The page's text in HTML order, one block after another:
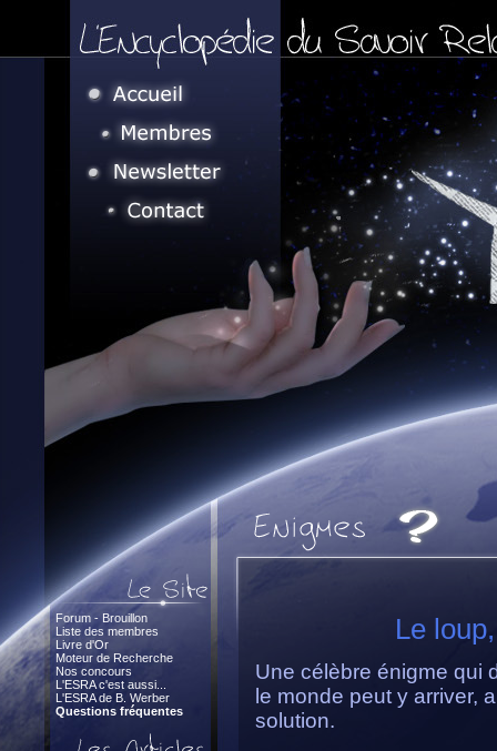
Forum - Brouillon
Liste des membres
Livre d'Or
Moteur de Recherche
Nos concours
L'ESRA c'est aussi...
L'ESRA de B. Werber
Questions fréquentes
Le
Une célèbre énigme qui
le monde peut y arriver,
solution.